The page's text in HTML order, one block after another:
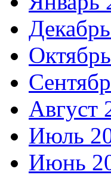
Август
Июль
Июнь